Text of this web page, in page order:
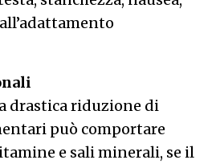
drastica riduzione di
può comportare
e sali minerali, se il